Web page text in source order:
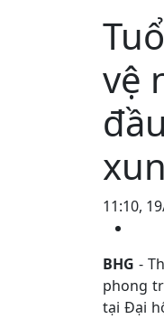
vệ
11:10,
BHG -
phong
tại Đại